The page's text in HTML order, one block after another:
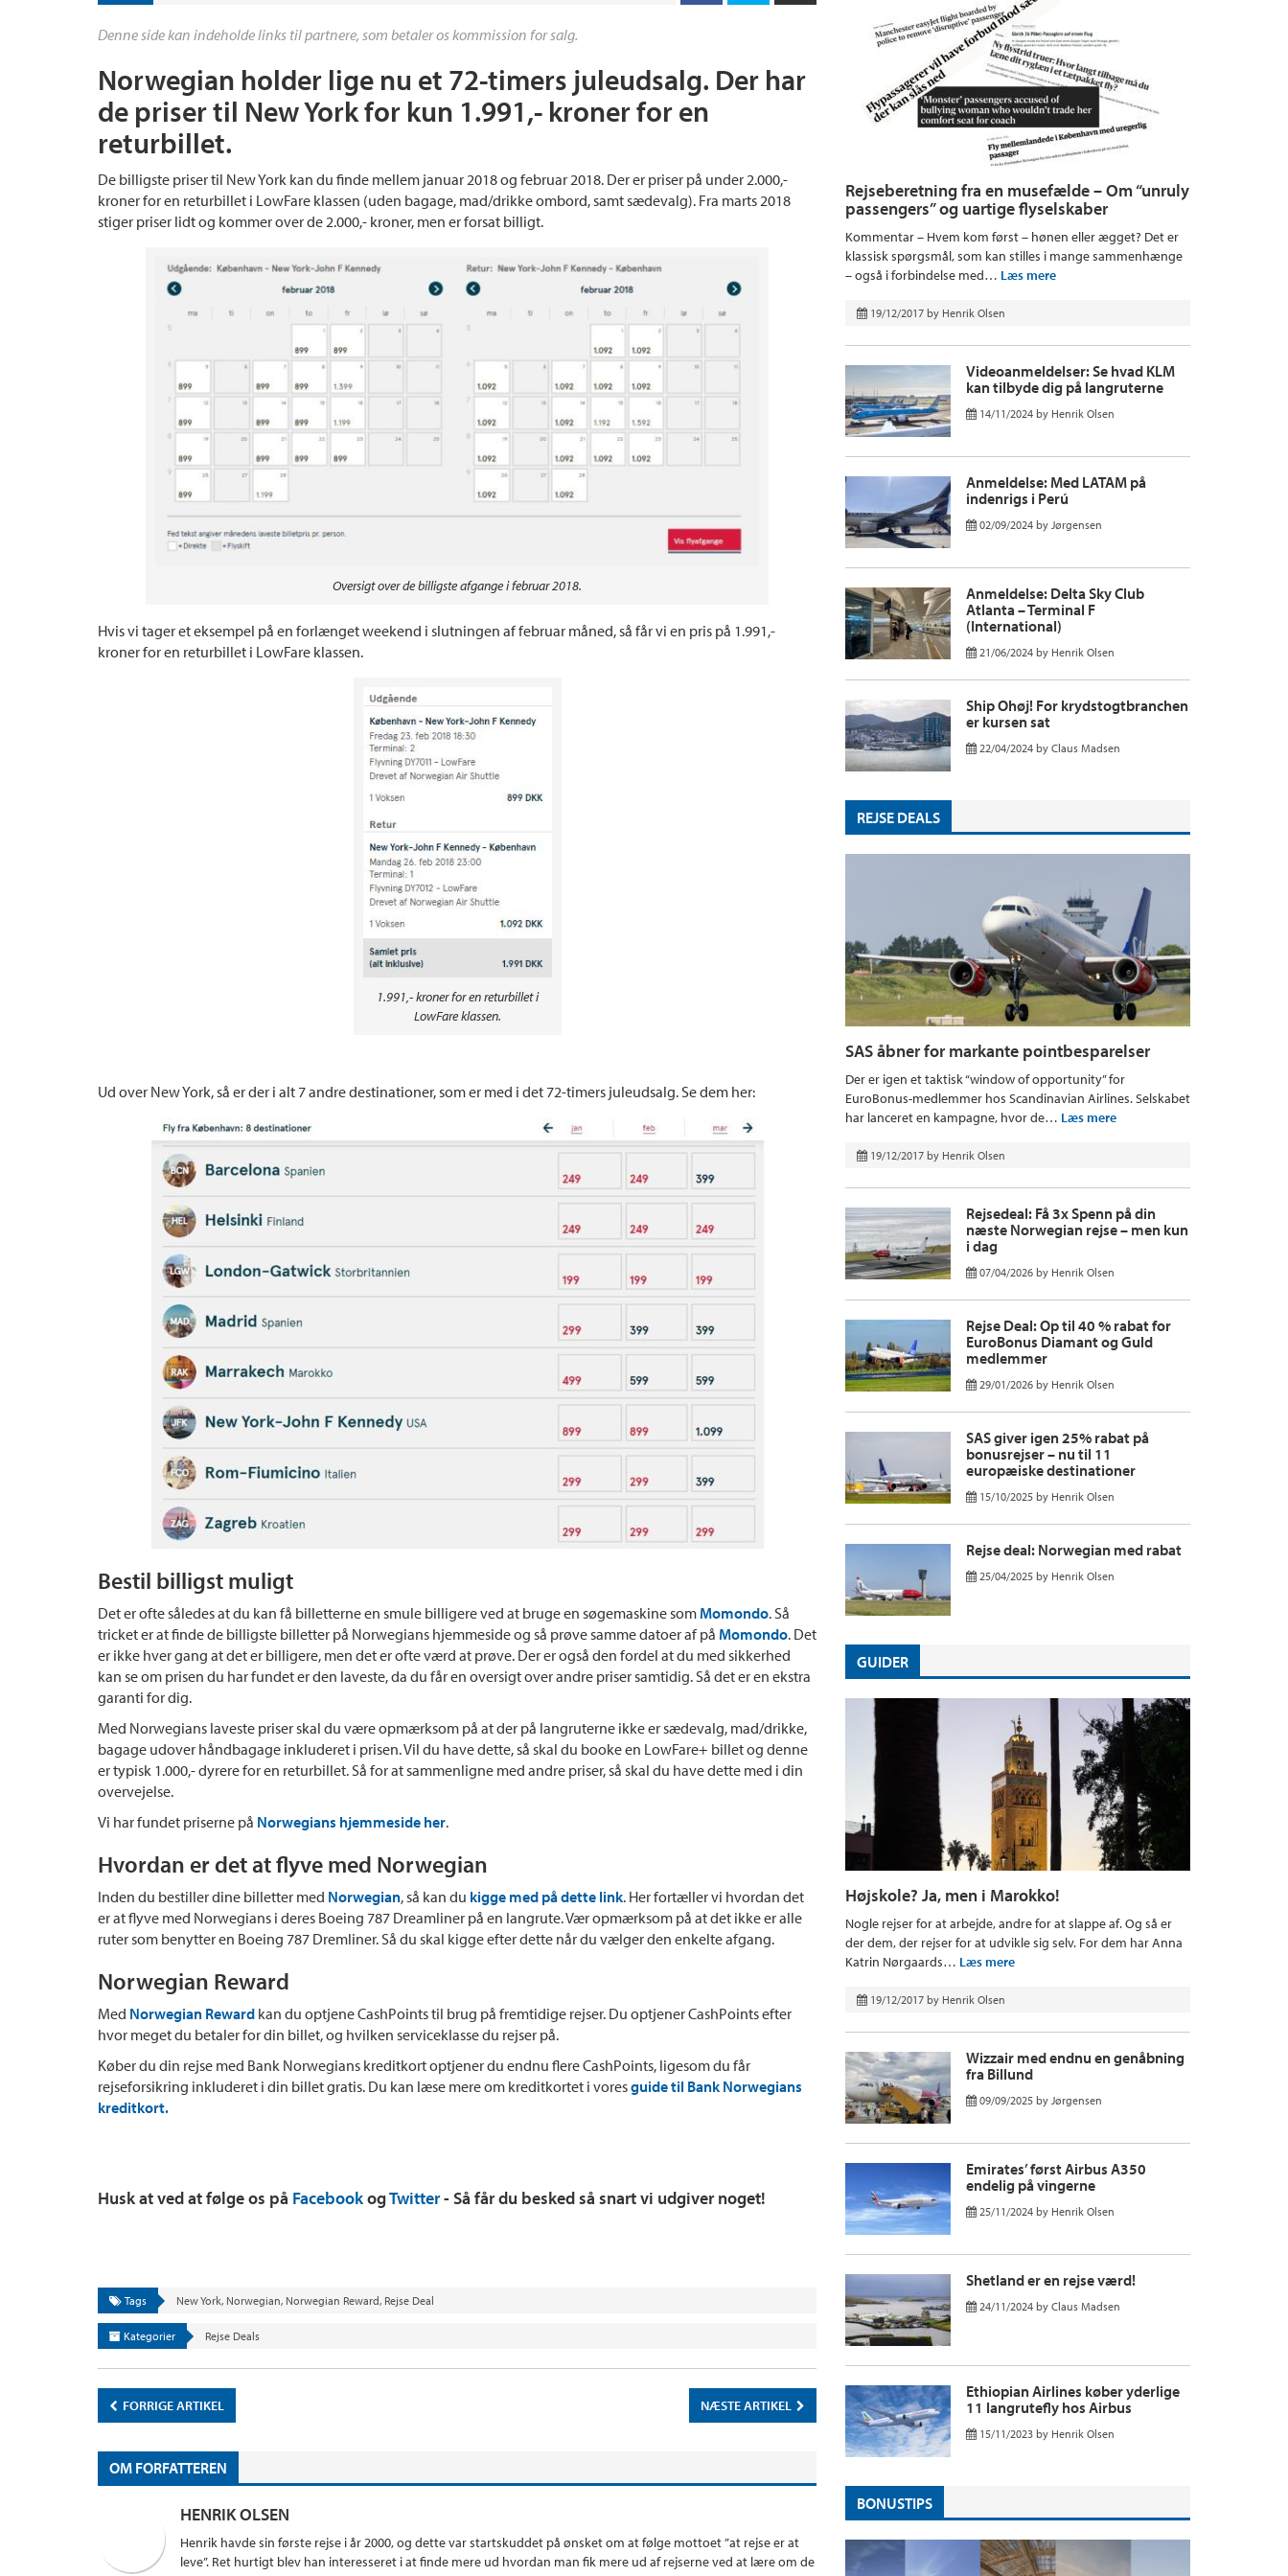
Denne side kan indeholde links til partnere, som betaler os kommission for salg.
Norwegian holder lige nu et 72-timers juleudsalg. Der har
de priser til New York for kun 1.991,- kroner for en
returbillet.
De billigste priser til New York kan du finde mellem januar 2018 og februar 2018. Der er priser på under 2.000,-
kroner for en returbillet i LowFare klassen (uden bagage, mad/drikke ombord, samt sædevalg). Fra marts 2018
stiger priser lidt og kommer over de 2.000,- kroner, men er forsat billigt.
Oversigt over de billigste afgange i februar 2018.
Hvis vi tager et eksempel på en forlænget weekend i slutningen af februar måned, så får vi en pris på 1.991,-
kroner for en returbillet i LowFare klassen.
1.991,- kroner for en returbillet i
LowFare klassen.
Ud over New York, så er der i alt 7 andre destinationer, som er med i det 72-timers juleudsalg. Se dem her:
Bestil billigst muligt
Det er ofte således at du kan få billetterne en smule billigere ved at bruge en søgemaskine som Momondo. Så
tricket er at finde de billigste billetter på Norwegians hjemmeside og så prøve samme datoer af på Momondo. Det
er ikke hver gang at det er billigere, men det er ofte værd at prøve. Der er også den fordel at du med sikkerhed
kan se om prisen du har fundet er den laveste, da du får en oversigt over andre priser samtidig. Så det er en ekstra
garanti for dig.
Med Norwegians laveste priser skal du være opmærksom på at der på langruterne ikke er sædevalg, mad/drikke,
bagage udover håndbagage inkluderet i prisen. Vil du have dette, så skal du booke en LowFare+ billet og denne
er typisk 1.000,- dyrere for en returbillet. Så for at sammenligne med andre priser, så skal du have dette med i din
overvejelse.
Vi har fundet priserne på Norwegians hjemmeside her.
Hvordan er det at flyve med Norwegian
Inden du bestiller dine billetter med Norwegian, så kan du kigge med på dette link. Her fortæller vi hvordan det
er at flyve med Norwegians i deres Boeing 787 Dreamliner på en langrute. Vær opmærksom på at det ikke er alle
ruter som benytter en Boeing 787 Dremliner. Så du skal kigge efter dette når du vælger den enkelte afgang.
Norwegian Reward
Med Norwegian Reward kan du optjene CashPoints til brug på fremtidige rejser. Du optjener CashPoints efter
hvor meget du betaler for din billet, og hvilken serviceklasse du rejser på.
Køber du din rejse med Bank Norwegians kreditkort optjener du endnu flere CashPoints, ligesom du får
rejseforsikring inkluderet i din billet gratis. Du kan læse mere om kreditkortet i voresguide til Bank Norwegians
kreditkort.
Husk at ved at følge os på FacebookogTwitter- Så får du besked så snart vi udgiver noget!
Tags New York, Norwegian, Norwegian Reward, Rejse Deal
Kategorier Rejse Deals
FORRIGE ARTIKEL NÆSTE ARTIKEL
OM FORFATTEREN
HENRIK OLSEN
Henrik havde sin første rejse i år 2000, og dette var startskuddet på ønsket om at følge mottoet ”at rejse er at
leve”. Ret hurtigt blev han interesseret i at finde mere ud hvordan man fik mere ud af rejserne ved at lære om de
Rejseberetning fra en musefælde – Om “unruly
passengers” og uartige flyselskaber
Kommentar – Hvem kom først – hønen eller ægget? Det er
klassisk spørgsmål, som kan stilles i mange sammenhænge
– også i forbindelse med… Læs mere
19/12/2017 by Henrik Olsen
Videoanmeldelser: Se hvad KLM
kan tilbyde dig på langruterne
14/11/2024 by Henrik Olsen
Anmeldelse: Med LATAM på
indenrigs i Perú
02/09/2024 by Jørgensen
Anmeldelse: Delta Sky Club
Atlanta – Terminal F
(International)
21/06/2024 by Henrik Olsen
Ship Ohøj! For krydstogtbranchen
er kursen sat
22/04/2024 by Claus Madsen
REJSE DEALS
SAS åbner for markante pointbesparelser
Der er igen et taktisk “window of opportunity” for
EuroBonus-medlemmer hos Scandinavian Airlines. Selskabet
har lanceret en kampagne, hvor de… Læs mere
19/12/2017 by Henrik Olsen
Rejsedeal: Få 3x Spenn på din
næste Norwegian rejse – men kun
i dag
07/04/2026 by Henrik Olsen
Rejse Deal: Op til 40 % rabat for
EuroBonus Diamant og Guld
medlemmer
29/01/2026 by Henrik Olsen
SAS giver igen 25% rabat på
bonusrejser – nu til 11
europæiske destinationer
15/10/2025 by Henrik Olsen
Rejse deal: Norwegian med rabat
25/04/2025 by Henrik Olsen
GUIDER
Højskole? Ja, men i Marokko!
Nogle rejser for at arbejde, andre for at slappe af. Og så er
der dem, der rejser for at udvikle sig selv. For dem har Anna
Katrin Nørgaards… Læs mere
19/12/2017 by Henrik Olsen
Wizzair med endnu en genåbning
fra Billund
09/09/2025 by Jørgensen
Emirates’ først Airbus A350
endelig på vingerne
25/11/2024 by Henrik Olsen
Shetland er en rejse værd!
24/11/2024 by Claus Madsen
Ethiopian Airlines køber yderlige
11 langrutefly hos Airbus
15/11/2023 by Henrik Olsen
BONUSTIPS